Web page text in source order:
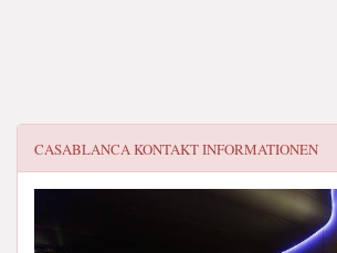
CASABLANCAKONTAKT INFORMATIONEN